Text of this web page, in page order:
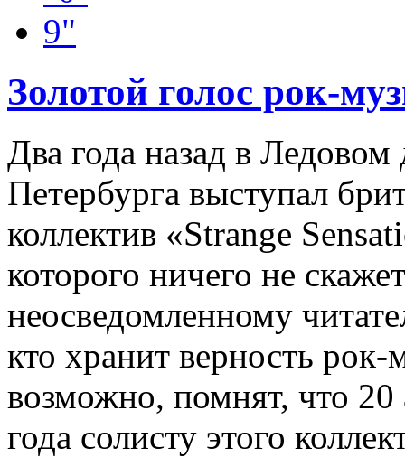
Золотой голос рок-
Два года назад в
Петербурга выступал
коллектив «Strange
которого ничего не скажет
неосведомленному
кто хранит верность
возможно, помнят, что 20
года солисту этого